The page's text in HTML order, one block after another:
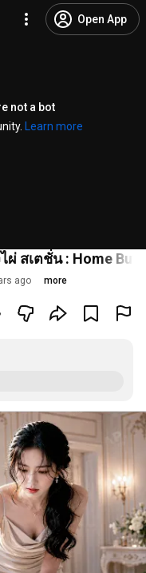
Open App
not a bot
Learn more
สเตชั่น : Home
ago more